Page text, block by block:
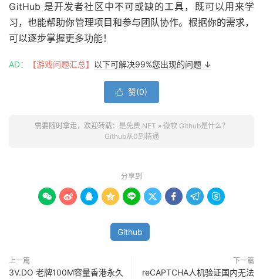
GitHub 是开发者社区中不可或缺的工具，既可以用来学
习，也能帮助你管理项目和参与团队协作。根据你的需求，
可以逐步掌握更多功能！
AD： 【游戏问题汇总】 以下可解决99%您出现的问题 ↓
 赞(0)
需要随时拿走，欢迎转载： 是免费.NET » 微软 Github是什么？
Github从0到精通
分享到
        
Github
上一篇
3V.DO 老牌100M容量香港永久
下一篇
reCAPTCHA人机验证国内无法